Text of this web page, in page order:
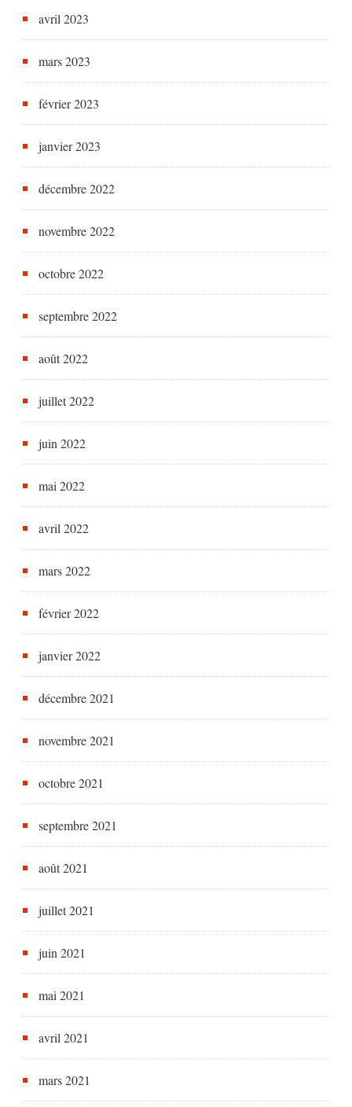
avril 2023
mars 2023
février 2023
janvier 2023
décembre 2022
novembre 2022
octobre 2022
septembre 2022
août 2022
juillet 2022
juin 2022
mai 2022
avril 2022
mars 2022
février 2022
janvier 2022
décembre 2021
novembre 2021
octobre 2021
septembre 2021
août 2021
juillet 2021
juin 2021
mai 2021
avril 2021
mars 2021